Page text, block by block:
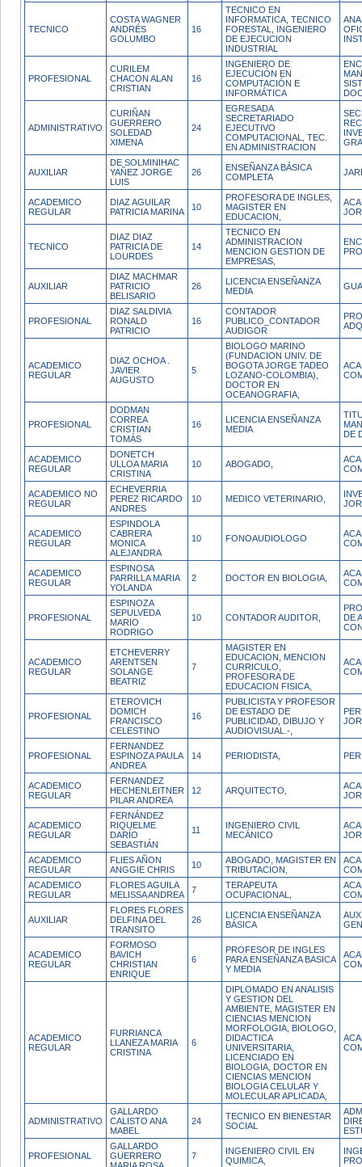
TECNICO
COSTA WAGNER
ANDRÉS
GOLUMBO
16
TECNICO EN
INFORMATICA, TECNICO
FORESTAL, INGENIERO
DE EJECUCION
INDUSTRIAL
PROFESIONAL
CURILEM
CHACON ALAN
CRISTIAN
16
INGENIERO DE
EJECUCIÓN EN
COMPUTACIÓN E
INFORMÁTICA
ADMINISTRATIVO
CURIÑAN
GUERRERO
SOLEDAD
XIMENA
24
EGRESADA
SECRETARIADO
EJECUTIVO
COMPUTACIONAL, TEC.
EN ADMINISTRACION
AUXILIAR
DE SOLMINIHAC
YAÑEZ JORGE
LUIS
26
ENSEÑANZA BÁSICA
COMPLETA
ACADEMICO
REGULAR
DIAZ AGUILAR
PATRICIA MARINA
10
PROFESORA DE INGLES,
MAGISTER EN
EDUCACION,
TECNICO
DIAZ DIAZ
PATRICIA DE
LOURDES
14
TECNICO EN
ADMINISTRACION
MENCION GESTION DE
EMPRESAS,
AUXILIAR
DIAZ MACHMAR
PATRICIO
BELISARIO
26
LICENCIA ENSEÑANZA
MEDIA
PROFESIONAL
DIAZ SALDIVIA
RONALD
PATRICIO
16
CONTADOR
PUBLICO_CONTADOR
AUDIGOR
ACADEMICO
REGULAR
DIAZ OCHOA .
JAVIER
AUGUSTO
5
BIOLOGO MARINO
(FUNDACION UNIV. DE
BOGOTA JORGE TADEO
LOZANO-COLOMBIA),
DOCTOR EN
OCEANOGRAFIA,
PROFESIONAL
DODMAN
CORREA
CRISTIAN
TOMÁS
16
LICENCIA ENSEÑANZA
MEDIA
DE
ACADEMICO
REGULAR
DONETCH
ULLOA MARIA
CRISTINA
10 ABOGADO,
ACADEMICO NO
REGULAR
ECHEVERRIA
PEREZ RICARDO
ANDRES
10 MEDICO VETERINARIO,
ACADEMICO
REGULAR
ESPINDOLA
CABRERA
MONICA
ALEJANDRA
10 FONOAUDIOLOGO
ACADEMICO
REGULAR
ESPINOSA
PARRILLA MARIA
YOLANDA
2 DOCTOR EN BIOLOGIA,
PROFESIONAL
ESPINOZA
SEPULVEDA
MARIO
RODRIGO
10 CONTADOR AUDITOR,
DE
ACADEMICO
REGULAR
ETCHEVERRY
ARENTSEN
SOLANGE
BEATRIZ
7
MAGISTER EN
EDUCACION, MENCION
CURRICULO,
PROFESORA DE
EDUCACION FISICA,
PROFESIONAL
ETEROVICH
DOMICH
FRANCISCO
CELESTINO
16
PUBLICISTA Y PROFESOR
DE ESTADO DE
PUBLICIDAD, DIBUJO Y
AUDIOVISUAL.-,
PROFESIONAL
FERNANDEZ
ESPINOZA PAULA
ANDREA
14 PERIODISTA,
ACADEMICO
REGULAR
FERNANDEZ
HECHENLEITNER
PILAR ANDREA
12 ARQUITECTO,
ACADEMICO
REGULAR
FERNÁNDEZ
RIQUELME
DARÍO
SEBASTIÁN
11
INGENIERO CIVIL
MECÁNICO
ACADEMICO
REGULAR
FLIES AÑON
ANGGIE CHRIS
10
ABOGADO, MAGISTER EN
TRIBUTACION,
ACADEMICO
REGULAR
FLORES AGUILA
MELISSA ANDREA
7
TERAPEUTA
OCUPACIONAL,
AUXILIAR
FLORES FLORES
DELFINA DEL
TRANSITO
26
LICENCIA ENSEÑANZA
BÁSICA
ACADEMICO
REGULAR
FORMOSO
BAVICH
CHRISTIAN
ENRIQUE
6
PROFESOR DE INGLES
PARA ENSEÑANZA BASICA
Y MEDIA
ACADEMICO
REGULAR
FURRIANCA
LLANEZA MARIA
CRISTINA
6
DIPLOMADO EN ANALISIS
Y GESTION DEL
AMBIENTE, MAGISTER EN
CIENCIAS MENCION
MORFOLOGIA, BIOLOGO,
DIDACTICA
UNIVERSITARIA,
LICENCIADO EN
BIOLOGIA, DOCTOR EN
CIENCIAS MENCION
BIOLOGIA CELULAR Y
MOLECULAR APLICADA,
ADMINISTRATIVO
GALLARDO
CALISTO ANA
MABEL
24
TECNICO EN BIENESTAR
SOCIAL
PROFESIONAL
GALLARDO
GUERRERO
7
INGENIERO CIVIL EN
QUIMICA,